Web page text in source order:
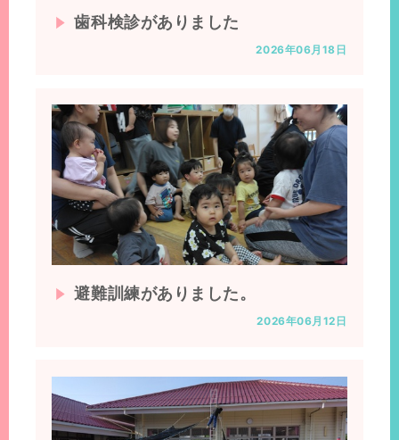
歯科検診がありました
2026年06月18日
避難訓練がありました。
2026年06月12日